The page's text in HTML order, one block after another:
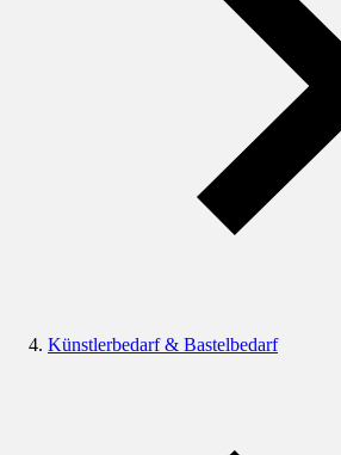
Künstlerbedarf & Bastelbedarf